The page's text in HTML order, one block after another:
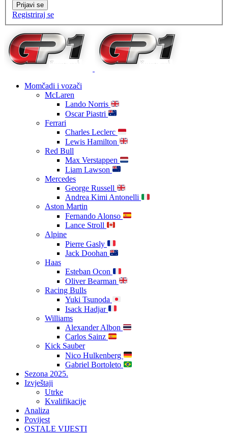
Prijavi se
Registriraj se
Momčadi i vozači
McLaren
Lando Norris
Oscar Piastri
Ferrari
Charles Leclerc
Lewis Hamilton
Red Bull
Max Verstappen
Liam Lawson
Mercedes
George Russell
Andrea Kimi Antonelli
Aston Martin
Fernando Alonso
Lance Stroll
Alpine
Pierre Gasly
Jack Doohan
Haas
Esteban Ocon
Oliver Bearman
Racing Bulls
Yuki Tsunoda
Isack Hadjar
Williams
Alexander Albon
Carlos Sainz
Kick Sauber
Nico Hulkenberg
Gabriel Bortoleto
Sezona 2025.
Izvještaji
Utrke
Kvalifikacije
Analiza
Povijest
OSTALE VIJESTI